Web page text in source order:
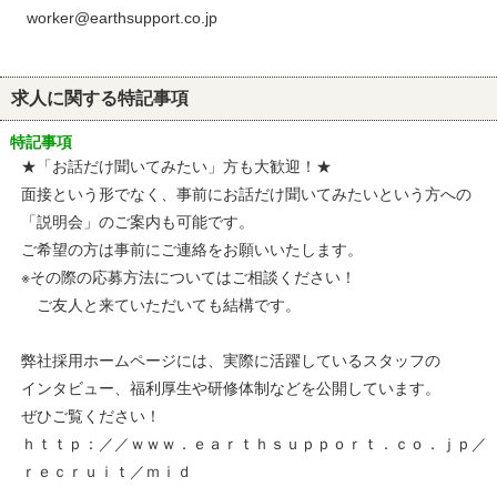
worker@earthsupport.co.jp
求人に関する特記事項
特記事項
★「お話だけ聞いてみたい」方も大歓迎！★
面接という形でなく、事前にお話だけ聞いてみたいという方への
「説明会」のご案内も可能です。
ご希望の方は事前にご連絡をお願いいたします。
※その際の応募方法についてはご相談ください！
ご友人と来ていただいても結構です。
弊社採用ホームページには、実際に活躍しているスタッフの
インタビュー、福利厚生や研修体制などを公開しています。
ぜひご覧ください！
ｈｔｔｐ：／／ｗｗｗ．ｅａｒｔｈｓｕｐｐｏｒｔ．ｃｏ．ｊｐ／
ｒｅｃｒｕｉｔ／ｍｉｄ